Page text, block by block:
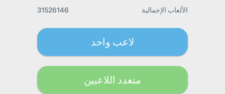
الألعاب الإجمالية 31526146
لاعب واحد
متعدد اللاعبين